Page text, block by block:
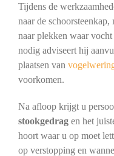
Tijdens de
naar de
naar plekken waar
nodig adviseert hij
plaatsen van
voorkomen.
Na afloop krijgt u
stookgedragen het
hoort waar u op moet
op verstopping en